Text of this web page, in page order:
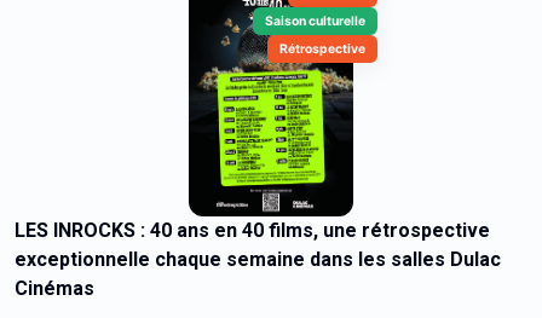
Saison culturelle
Rétrospective
LES INROCKS : 40 ans en 40 films, une rétrospective
exceptionnelle chaque semaine dans les salles Dulac
Cinémas